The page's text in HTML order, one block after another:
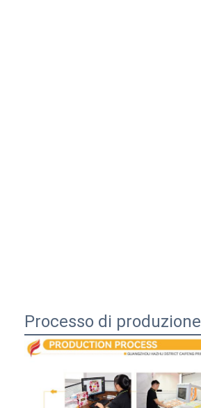
Processo di produzione